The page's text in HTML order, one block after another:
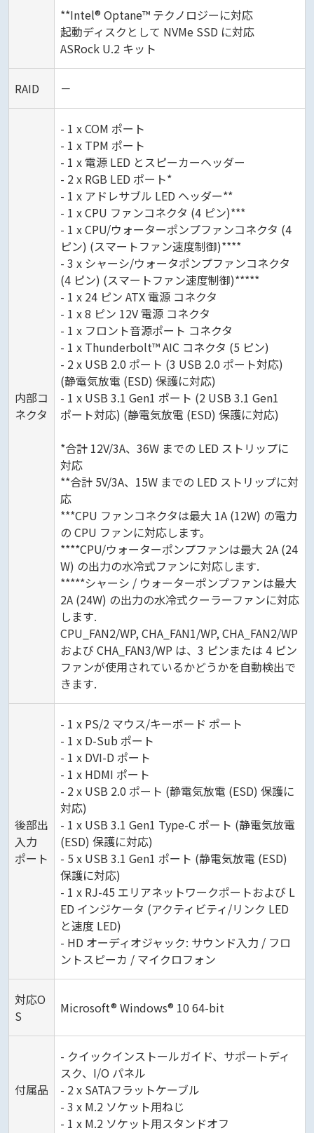
**Intel® Optane™ テクノロジーに対応
起動ディスクとして NVMe SSD に対応
ASRock U.2 キット
RAID －
内部コ
ネクタ
- 1 x COM ポート
- 1 x TPM ポート
- 1 x 電源 LED とスピーカーヘッダー
- 2 x RGB LED ポート*
- 1 x アドレサブル LED ヘッダー**
- 1 x CPU ファンコネクタ (4 ピン)***
- 1 x CPU/ウォーターポンプファンコネクタ (4
ピン) (スマートファン速度制御)****
- 3 x シャーシ/ウォータポンプファンコネクタ
(4 ピン) (スマートファン速度制御)*****
- 1 x 24 ピン ATX 電源 コネクタ
- 1 x 8 ピン 12V 電源 コネクタ
- 1 x フロント音源ポート コネクタ
- 1 x Thunderbolt™ AIC コネクタ (5 ピン)
- 2 x USB 2.0 ポート (3 USB 2.0 ポート対応)
(静電気放電 (ESD) 保護に対応)
- 1 x USB 3.1 Gen1 ポート (2 USB 3.1 Gen1
ポート対応) (静電気放電 (ESD) 保護に対応)
*合計 12V/3A、36W までの LED ストリップに
対応
**合計 5V/3A、15W までの LED ストリップに対
応
***CPU ファンコネクタは最大 1A (12W) の電力
の CPU ファンに対応します。
****CPU/ウォーターポンプファンは最大 2A (24
W) の出力の水冷式ファンに対応します.
*****シャーシ / ウォーターポンプファンは最大
2A (24W) の出力の水冷式クーラーファンに対応
します.
CPU_FAN2/WP, CHA_FAN1/WP, CHA_FAN2/WP
および CHA_FAN3/WP は、3 ピンまたは 4 ピン
ファンが使用されているかどうかを自動検出で
きます.
後部出
入力
ポート
- 1 x PS/2 マウス/キーボード ポート
- 1 x D-Sub ポート
- 1 x DVI-D ポート
- 1 x HDMI ポート
- 2 x USB 2.0 ポート (静電気放電 (ESD) 保護に
対応)
- 1 x USB 3.1 Gen1 Type-C ポート (静電気放電
(ESD) 保護に対応)
- 5 x USB 3.1 Gen1 ポート (静電気放電 (ESD)
保護に対応)
- 1 x RJ-45 エリアネットワークポートおよび L
ED インジケータ (アクティビティ/リンク LED
と速度 LED)
- HD オーディオジャック: サウンド入力 / フロ
ントスピーカ / マイクロフォン
対応O
S
Microsoft® Windows® 10 64-bit
付属品
- クイックインストールガイド、サポートディ
スク、I/O パネル
- 2 x SATAフラットケーブル
- 3 x M.2 ソケット用ねじ
- 1 x M.2 ソケット用スタンドオフ